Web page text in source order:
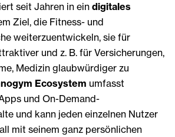
seit Jahren in ein digitales
Ziel, die Fitness- und
weiterzuentwickeln, sie für
und z. B. für Versicherungen,
Medizin glaubwürdiger zu
Ecosystem umfasst
und On-Demand-
und kann jeden einzelnen Nutzer
mit seinem ganz persönlichen